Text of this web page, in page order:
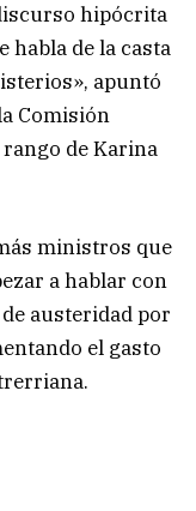
hipócrita
habla de la casta
apuntó
Comisión
de Karina
ministros que
a hablar con
austeridad por
el gasto